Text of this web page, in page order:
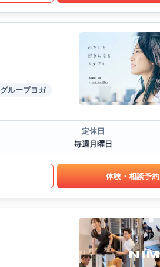
グループヨガ
定休日
毎週月曜日
体験・相談予約